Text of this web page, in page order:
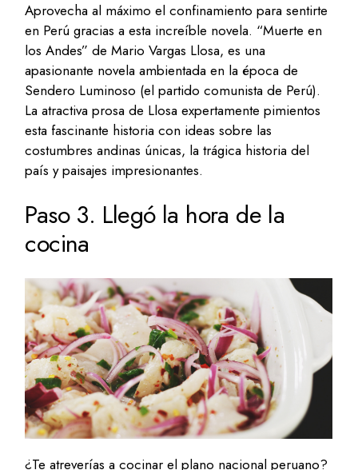
Aprovecha al máximo el confinamiento para sentirte
en Perú gracias a esta increíble novela. “Muerte en
los Andes” de Mario Vargas Llosa, es una
apasionante novela ambientada en la época de
Sendero Luminoso (el partido comunista de Perú).
La atractiva prosa de Llosa expertamente pimientos
esta fascinante historia con ideas sobre las
costumbres andinas únicas, la trágica historia del
país y paisajes impresionantes.
Paso 3. Llegó la hora de la
cocina
¿Te atreverías a cocinar el plano nacional peruano?